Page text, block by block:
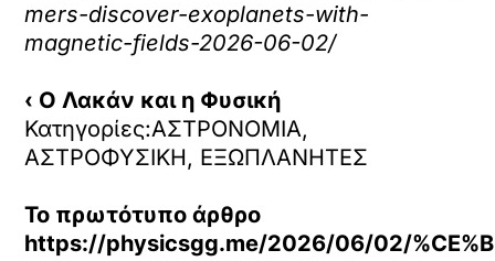
mers-discover-exoplanets-with-
magnetic-fields-2026-06-02/
‹ Ο Λακάν και η Φυσική
Κατηγορίες:ΑΣΤΡΟΝΟΜΙΑ,
ΑΣΤΡΟΦΥΣΙΚΗ, ΕΞΩΠΛΑΝΗΤΕΣ
Το πρωτότυπο άρθρο
https://physicsgg.me/2026/06/02/